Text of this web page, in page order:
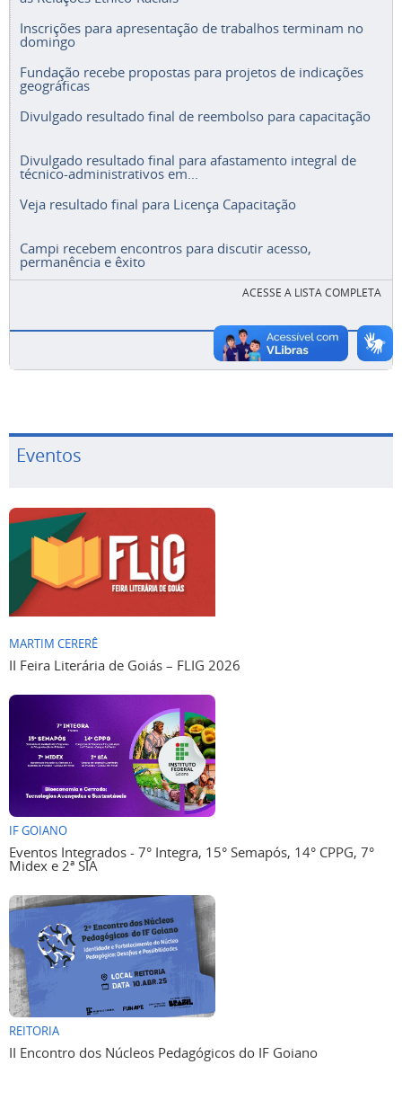
Inscrições para apresentação de trabalhos terminam no
domingo
Fundação recebe propostas para projetos de indicações
geográficas
Divulgado resultado final de reembolso para capacitação
Divulgado resultado final para afastamento integral de
técnico-administrativos em...
Veja resultado final para Licença Capacitação
Campi recebem encontros para discutir acesso,
permanência e êxito
ACESSE A LISTA COMPLETA
Eventos
MARTIM CERERÊ
II Feira Literária de Goiás – FLIG 2026
IF GOIANO
Eventos Integrados - 7° Integra, 15° Semapós, 14° CPPG, 7°
Midex e 2ª SIA
REITORIA
II Encontro dos Núcleos Pedagógicos do IF Goiano